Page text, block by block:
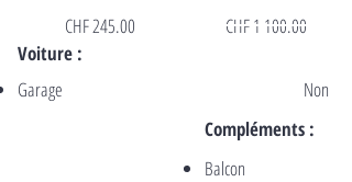
CHF 245.00
CHF 1 100.00
Voiture :
Garage
Non
Compléments :
Balcon